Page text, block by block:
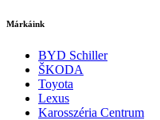
Márkáink
BYD Schiller
ŠKODA
Toyota
Lexus
Karosszéria Centrum